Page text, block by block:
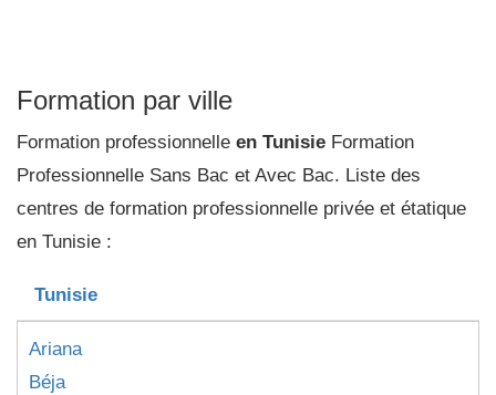
Formation par ville
Formation professionnelle en Tunisie Formation
Professionnelle Sans Bac et Avec Bac. Liste des
centres de formation professionnelle privée et étatique
en Tunisie :
Tunisie
Ariana
Béja